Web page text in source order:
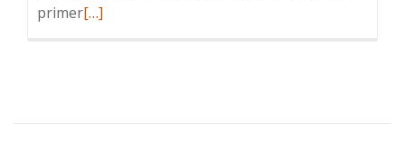
primerLeer
[…]